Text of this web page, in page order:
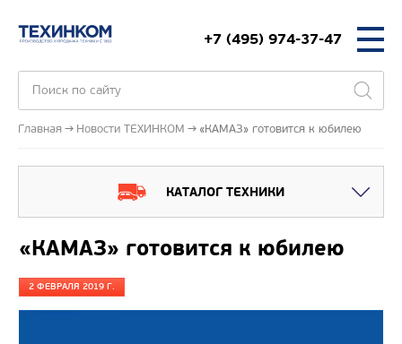
+7 (495) 974-37-47
Главная Новости ТЕХИНКОМ «КАМАЗ» готовится к юбилею
КАТАЛОГ ТЕХНИКИ
«КАМАЗ» готовится к юбилею
2 ФЕВРАЛЯ 2019 Г.